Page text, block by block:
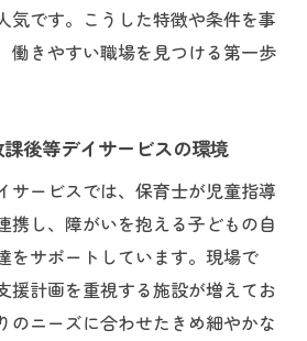
気です。こうした特徴や条件を事
働きやすい職場を見つける第一歩
後等デイサービスの環境
サービスでは、保育士が児童指導
携し、障がいを抱える子どもの自
をサポートしています。現場で
援計画を重視する施設が増えてお
のニーズに合わせたきめ細やかな